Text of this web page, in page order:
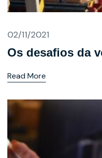
02/11/2021
Os desafios da
Read More